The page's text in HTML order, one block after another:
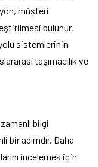
müşteri
bulunur.
sistemlerinin
taşımacılık ve
bilgi
bir adımdır. Daha
incelemek için